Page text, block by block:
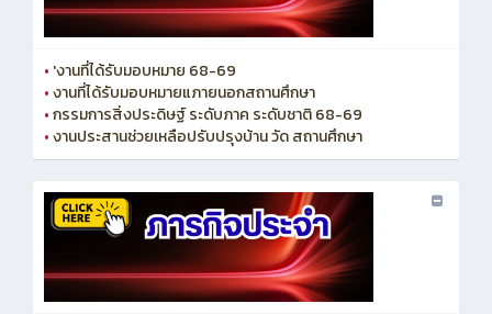
• 'งานที่ได้รับมอบหมาย 68-69
•งานที่ได้รับมอบหมายแภายนอกสถานศึกษา
•กรรมการสิ่งประดิษฐ์ ระดับภาค ระดับชาติ 68-69
•งานประสานช่วยเหลือปรับปรุงบ้าน วัด สถานศึกษา